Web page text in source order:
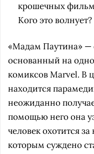
крошечных
Кого это волнует?
«Мадам Паутина» —
основанный на
комиксов Marvel. В
находится
неожиданно
помощью него она
человек охотится
которым суждено